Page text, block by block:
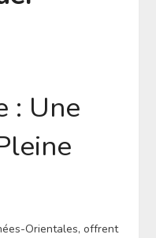
: Une
Orientales, offrent